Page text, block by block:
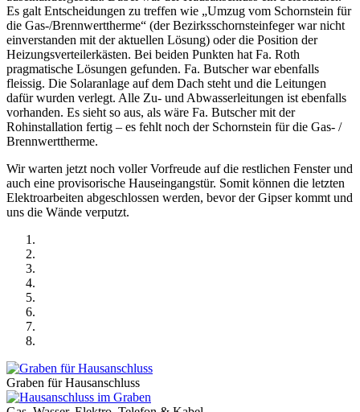
Es galt Entscheidungen zu treffen wie „Umzug vom Schornstein für
die Gas-/Brennwerttherme“ (der Bezirksschornsteinfeger war nicht
einverstanden mit der aktuellen Lösung) oder die Position der
Heizungsverteilerkästen. Bei beiden Punkten hat Fa. Roth
pragmatische Lösungen gefunden. Fa. Butscher war ebenfalls
fleissig. Die Solaranlage auf dem Dach steht und die Leitungen
dafür wurden verlegt. Alle Zu- und Abwasserleitungen ist ebenfalls
vorhanden. Es sieht so aus, als wäre Fa. Butscher mit der
Rohinstallation fertig – es fehlt noch der Schornstein für die Gas- /
Brennwerttherme.
Wir warten jetzt noch voller Vorfreude auf die restlichen Fenster und
auch eine provisorische Hauseingangstür. Somit können die letzten
Elektroarbeiten abgeschlossen werden, bevor der Gipser kommt und
uns die Wände verputzt.
Graben für Hausanschluss